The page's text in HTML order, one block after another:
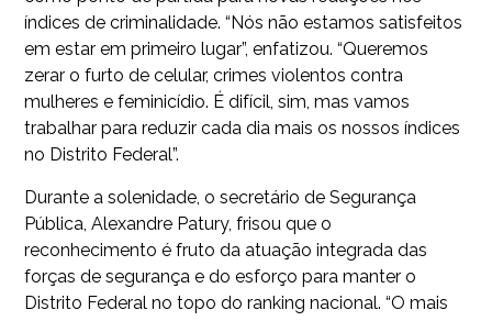
índices de criminalidade. “Nós não estamos satisfeitos
em estar em primeiro lugar”, enfatizou. “Queremos
zerar o furto de celular, crimes violentos contra
mulheres e feminicídio. É difícil, sim, mas vamos
trabalhar para reduzir cada dia mais os nossos índices
no Distrito Federal”.
Durante a solenidade, o secretário de Segurança
Pública, Alexandre Patury, frisou que o
reconhecimento é fruto da atuação integrada das
forças de segurança e do esforço para manter o
Distrito Federal no topo do ranking nacional. “O mais